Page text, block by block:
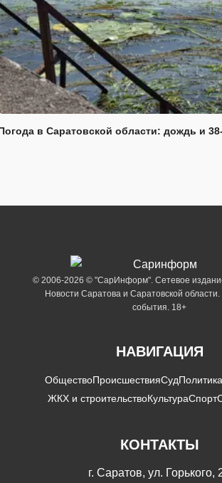
в Саратовской области: дождь и
© 2006-2026 © "СарИнформ". Сетевое
Новости Саратова и Саратовской
события. 18+
НАВИГАЦИЯ
ОбществоПроисшествияСудПолитика
ЖКХ и строительствоКультураСпорт
КОНТАКТЫ
г. Саратов, ул. Горького,